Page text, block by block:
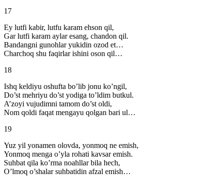
17
Ey lutfi kabir, lutfu karam ehson qil,
Gar lutfi karam aylar esang, chandon qil.
Bandangni gunohlar yukidin ozod et…
Charchoq shu faqirlar ishini oson qil…
18
Ishq keldiyu oshufta bo’lib jonu ko’ngil,
Do’st mehriyu do’st yodiga to’ldim butkul.
A’zoyi vujudimni tamom do’st oldi,
Nom qoldi faqat mengayu qolgan bari ul…
19
Yuz yil yonamen olovda, yonmoq ne emish,
Yonmoq menga o’yla rohati kavsar emish.
Suhbat qila ko’rma noahllar bila hech,
O’lmoq o’shalar suhbatidin afzal emish…